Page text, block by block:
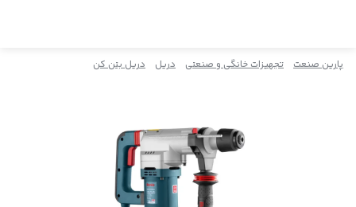
پارین صنعت تجهیزات خانگی و صنعتی دریل دریل بتن کن